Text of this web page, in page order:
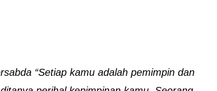
“Setiap kamu adalah pemimpin dan